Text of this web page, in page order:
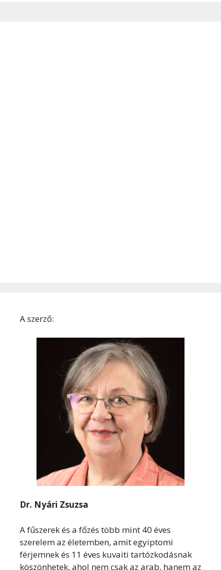
A szerző:
Dr. Nyári Zsuzsa
A fűszerek és a főzés több mint 40 éves
szerelem az életemben, amit egyiptomi
férjemnek és 11 éves kuvaiti tartózkodásnak
köszönhetek, ahol nem csak az arab, hanem az